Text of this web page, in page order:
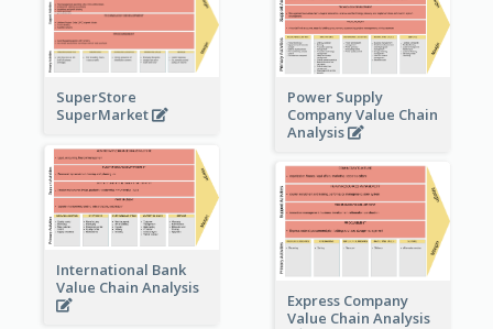
SuperStore
SuperMarket
Power Supply
Company Value Chain
Analysis
International Bank
Value Chain Analysis
Express Company
Value Chain Analysis